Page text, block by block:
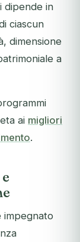
dipende in
ciascun
dimensione
a
ai migliori
.
impegnato